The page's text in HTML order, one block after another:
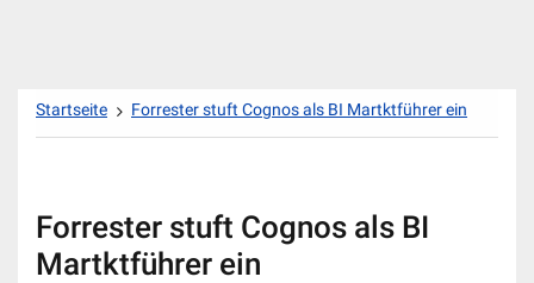
ZumStartseite Forrester stuft Cognos als BI Martktführer ein
Forrester stuft Cognos als BI
Martktführer ein